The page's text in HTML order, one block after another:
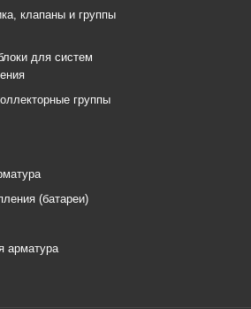
клапаны и группы
для систем
группы
(батареи)
арматура